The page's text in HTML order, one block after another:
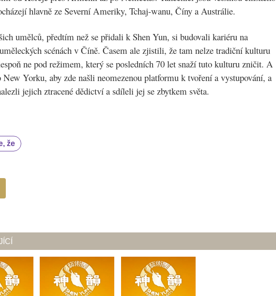
hlavně ze Severní Ameriky, Tchaj-wanu, Číny a Austrálie.
umělců, předtím než se přidali k Shen Yun, si budovali kariéru na
scénách v Číně. Časem ale zjistili, že tam nelze tradiční kulturu
ne pod režimem, který se posledních 70 let snaží tuto kulturu zničit. A
Yorku, aby zde našli neomezenou platformu k tvoření a vystupování, a
jejich ztracené dědictví a sdíleli jej se zbytkem světa.
že